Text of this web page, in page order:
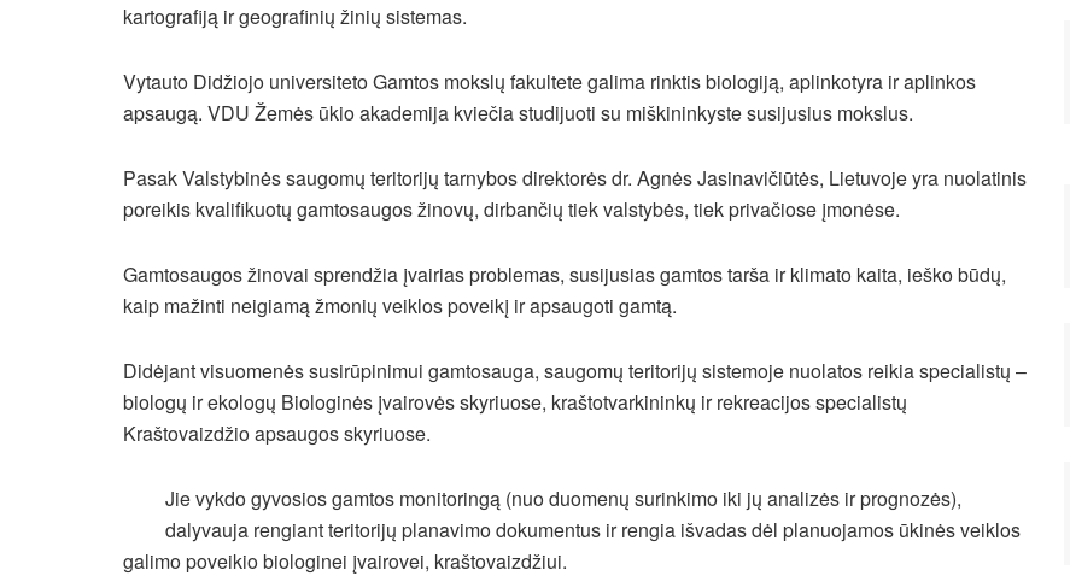
kartografiją ir geografinių žinių sistemas.
Vytauto Didžiojo universiteto Gamtos mokslų fakultete galima rinktis biologiją, aplinkotyra ir aplinkos
apsaugą. VDU Žemės ūkio akademija kviečia studijuoti su miškininkyste susijusius mokslus.
Pasak Valstybinės saugomų teritorijų tarnybos direktorės dr. Agnės Jasinavičiūtės, Lietuvoje yra nuolatinis
poreikis kvalifikuotų gamtosaugos žinovų, dirbančių tiek valstybės, tiek privačiose įmonėse.
Gamtosaugos žinovai sprendžia įvairias problemas, susijusias gamtos tarša ir klimato kaita, ieško būdų,
kaip mažinti neigiamą žmonių veiklos poveikį ir apsaugoti gamtą.
Didėjant visuomenės susirūpinimui gamtosauga, saugomų teritorijų sistemoje nuolatos reikia specialistų –
biologų ir ekologų Biologinės įvairovės skyriuose, kraštotvarkininkų ir rekreacijos specialistų
Kraštovaizdžio apsaugos skyriuose.
Jie vykdo gyvosios gamtos monitoringą (nuo duomenų surinkimo iki jų analizės ir prognozės),
dalyvauja rengiant teritorijų planavimo dokumentus ir rengia išvadas dėl planuojamos ūkinės veiklos
galimo poveikio biologinei įvairovei, kraštovaizdžiui.